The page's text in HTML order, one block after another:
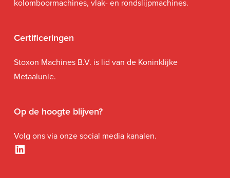
kolomboormachines, vlak- en rondslijpmachines.
Certificeringen
Stoxon Machines B.V. is lid van de Koninklijke
Metaalunie.
Op de hoogte blijven?
Volg ons via onze social media kanalen.
LinkedIn